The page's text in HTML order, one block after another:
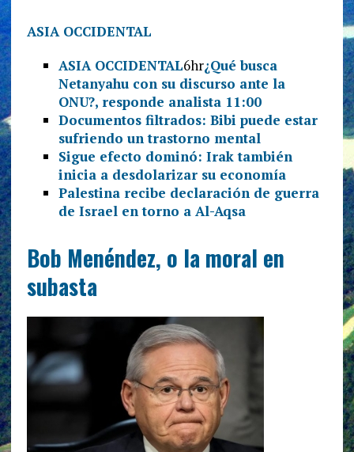
ASIA OCCIDENTAL
ASIA OCCIDENTAL6hr¿Qué busca
Netanyahu con su discurso ante la
ONU?, responde analista11:00
Documentos filtrados: Bibi puede estar
sufriendo un trastorno mental
Sigue efecto dominó: Irak también
inicia a desdolarizar su economía
Palestina recibe declaración de guerra
de Israel en torno a Al-Aqsa
Bob Menéndez, o la moral en
subasta